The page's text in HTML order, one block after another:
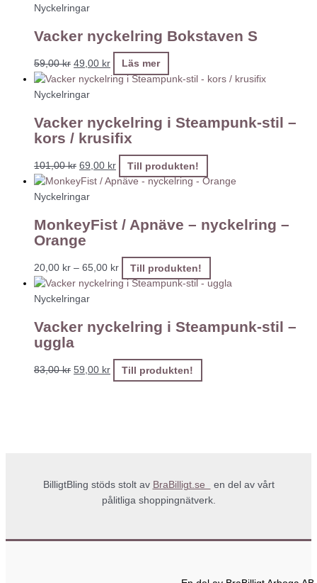
Nyckelringar
Vacker nyckelring Bokstaven S
59,00kr 49,00 kr Läs mer
Nyckelringar
Vacker nyckelring i Steampunk-stil –
kors / krusifix
101,00kr 69,00 kr Till produkten!
Nyckelringar
MonkeyFist / Apnäve – nyckelring –
Orange
20,00 kr – 65,00 kr Till produkten!
Nyckelringar
Vacker nyckelring i Steampunk-stil –
uggla
83,00kr 59,00 kr Till produkten!
BilligtBling stöds stolt av BraBilligt.se
en del av vårt
pålitliga shoppingnätverk.